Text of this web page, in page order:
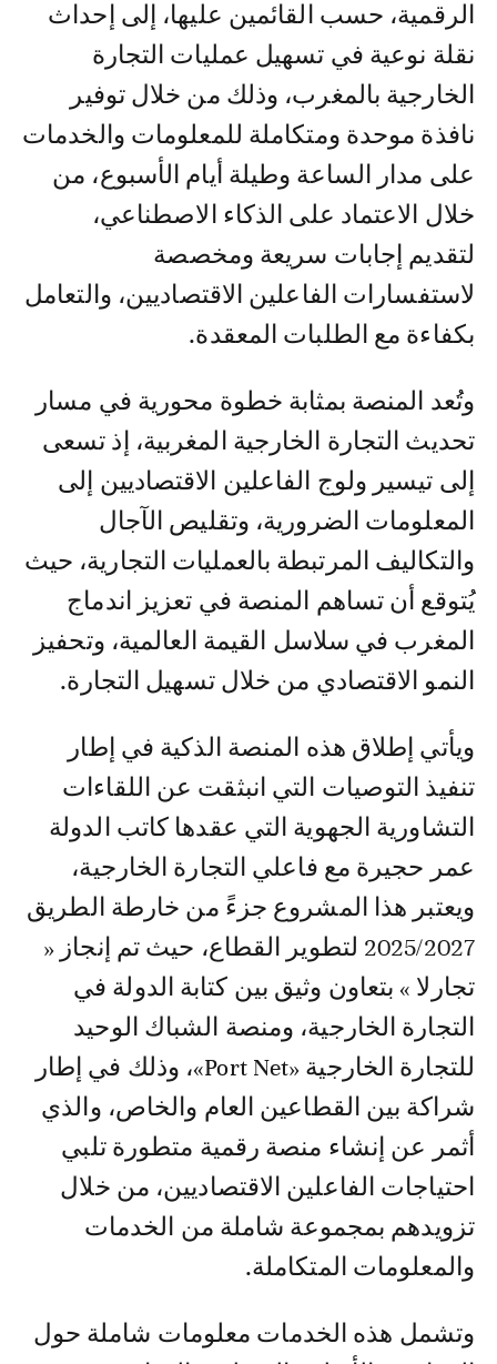
الرقمية، حسب القائمين عليها، إلى إحداث
نقلة نوعية في تسهيل عمليات التجارة
الخارجية بالمغرب، وذلك من خلال توفير
نافذة موحدة ومتكاملة للمعلومات والخدمات
على مدار الساعة وطيلة أيام الأسبوع، من
خلال الاعتماد على الذكاء الاصطناعي،
لتقديم إجابات سريعة ومخصصة
لاستفسارات الفاعلين الاقتصاديين، والتعامل
بكفاءة مع الطلبات المعقدة.
وتُعد المنصة بمثابة خطوة محورية في مسار
تحديث التجارة الخارجية المغربية، إذ تسعى
إلى تيسير ولوج الفاعلين الاقتصاديين إلى
المعلومات الضرورية، وتقليص الآجال
والتكاليف المرتبطة بالعمليات التجارية، حيث
يُتوقع أن تساهم المنصة في تعزيز اندماج
المغرب في سلاسل القيمة العالمية، وتحفيز
النمو الاقتصادي من خلال تسهيل التجارة.
ويأتي إطلاق هذه المنصة الذكية في إطار
تنفيذ التوصيات التي انبثقت عن اللقاءات
التشاورية الجهوية التي عقدها كاتب الدولة
عمر حجيرة مع فاعلي التجارة الخارجية،
ويعتبر هذا المشروع جزءً من خارطة الطريق
2025/2027 لتطوير القطاع، حيث تم إنجاز «
تجارلا » بتعاون وثيق بين كتابة الدولة في
التجارة الخارجية، ومنصة الشباك الوحيد
للتجارة الخارجية «Port Net»، وذلك في إطار
شراكة بين القطاعين العام والخاص، والذي
أثمر عن إنشاء منصة رقمية متطورة تلبي
احتياجات الفاعلين الاقتصاديين، من خلال
تزويدهم بمجموعة شاملة من الخدمات
والمعلومات المتكاملة.
وتشمل هذه الخدمات معلومات شاملة حول